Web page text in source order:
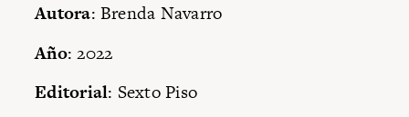
Autora: Brenda Navarro
Año: 2022
Editorial: Sexto Piso